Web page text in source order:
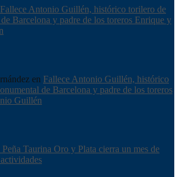
Fallece Antonio Guillén, histórico torilero de
Barcelona y padre de los toreros Enrique y
en Fallece Antonio Guillén, histórico
de Barcelona y padre de los toreros
Guillén
Peña Taurina Oro y Plata cierra un mes de